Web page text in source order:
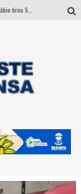
Sergipe: operação mira grupo suspeito de comandar crimes de dentro de presídio